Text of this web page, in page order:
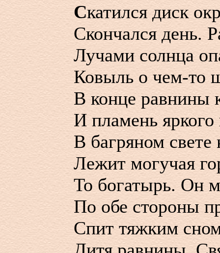
Скатился диск
Скончался день.
Лучами солнца
Ковыль о чем-то
В конце равнины
И пламень яркого
В багряном
Лежит могучая
То богатырь. Он
По обе стороны
Спит тяжким